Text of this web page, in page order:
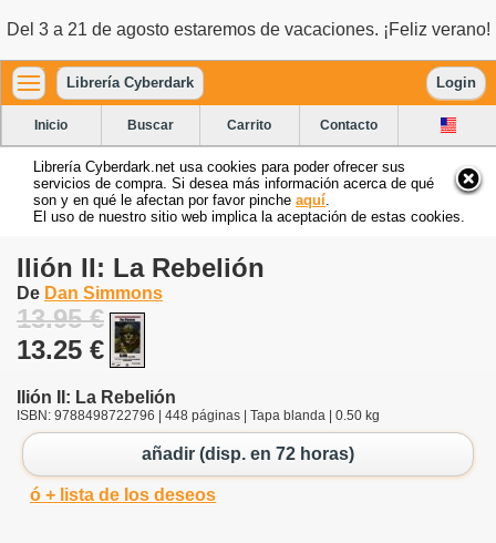
Del 3 a 21 de agosto estaremos de vacaciones. ¡Feliz verano!
Librería Cyberdark Login
Inicio Buscar Carrito Contacto
Librería Cyberdark.net usa cookies para poder ofrecer sus
servicios de compra. Si desea más información acerca de qué
son y en qué le afectan por favor pinche aquí
El uso de nuestro sitio web implica la aceptación de estas cookies.
Ilión II: La Rebelión
De Dan Simmons
13.95 €
13.25 €
Ilión II: La Rebelión
ISBN: 9788498722796 | 448 páginas | Tapa blanda | 0.50 kg
añadir (disp. en 72 horas)
ó + lista de los deseos